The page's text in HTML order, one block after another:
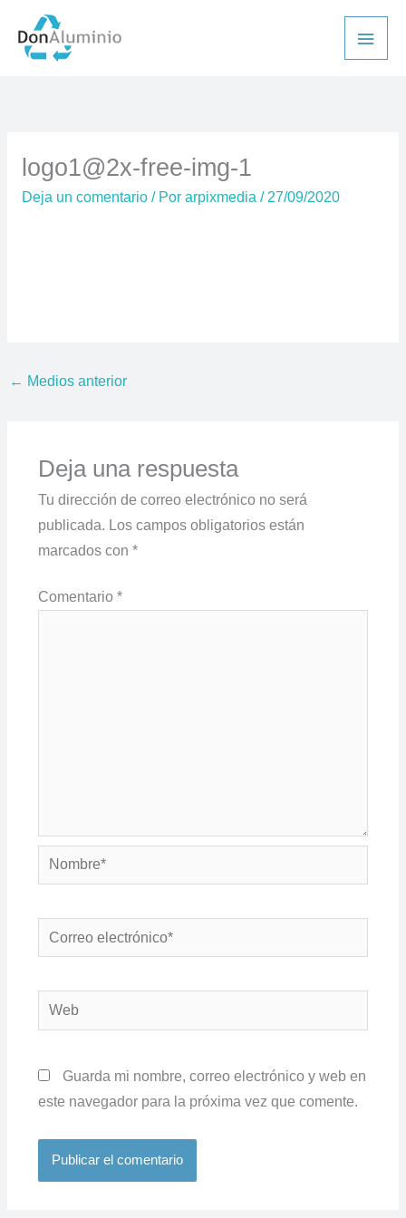
contenido
logo1@2x-free-img-1
Deja un comentario / Por arpixmedia / 27/09/2020
← Medios anterior
Deja una respuesta
Tu dirección de correo electrónico no será
publicada. Los campos obligatorios están
marcados con *
Comentario *
Nombre*
Correo
electrónico*
Web
Guarda mi nombre, correo electrónico y web en
este navegador para la próxima vez que comente.